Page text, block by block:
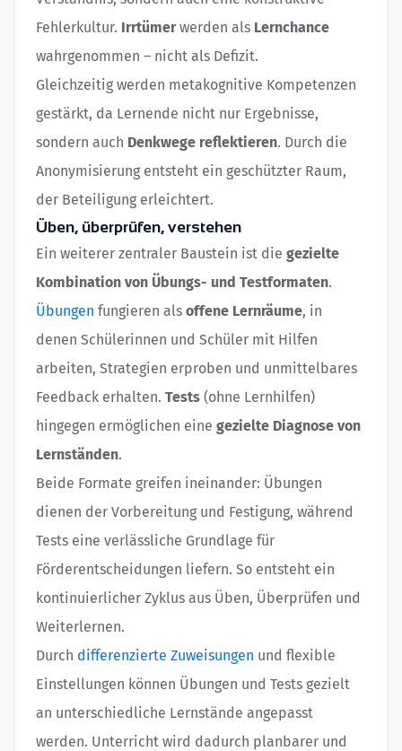
Fehlerkultur. Irrtümerwerden als Lernchance
wahrgenommen – nicht als Defizit.
Gleichzeitig werden metakognitive Kompetenzen
gestärkt, da Lernende nicht nur Ergebnisse,
sondern auch Denkwege reflektieren. Durch die
Anonymisierung entsteht ein geschützter Raum,
der Beteiligung erleichtert.
Üben, überprüfen, verstehen
Ein weiterer zentraler Baustein ist die gezielte
Kombination von Übungs- und Testformaten.
Übungen fungieren als offene Lernräume, in
denen Schülerinnen und Schüler mit Hilfen
arbeiten, Strategien erproben und unmittelbares
Feedback erhalten. Tests (ohne Lernhilfen)
hingegen ermöglichen eine gezielte Diagnose von
Lernständen.
Beide Formate greifen ineinander: Übungen
dienen der Vorbereitung und Festigung, während
Tests eine verlässliche Grundlage für
Förderentscheidungen liefern. So entsteht ein
kontinuierlicher Zyklus aus Üben, Überprüfen und
Weiterlernen.
Durch differenzierte Zuweisungen und flexible
Einstellungen können Übungen und Tests gezielt
an unterschiedliche Lernstände angepasst
werden. Unterricht wird dadurch planbarer und